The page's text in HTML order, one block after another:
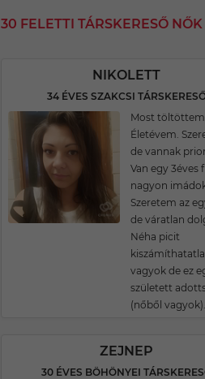
30 FELETTI TÁRSKERESŐ
NIKOLETT
34 ÉVES SZAKCSI
Most töltöttem
Életévem.
de vannak
Van egy 3éves
nagyon
Szeretem az
de váratlan
Néha picit
vagyok de ez
született
(nőből vagyok).
ZEJNEP
30 ÉVES BÖHÖNYEI